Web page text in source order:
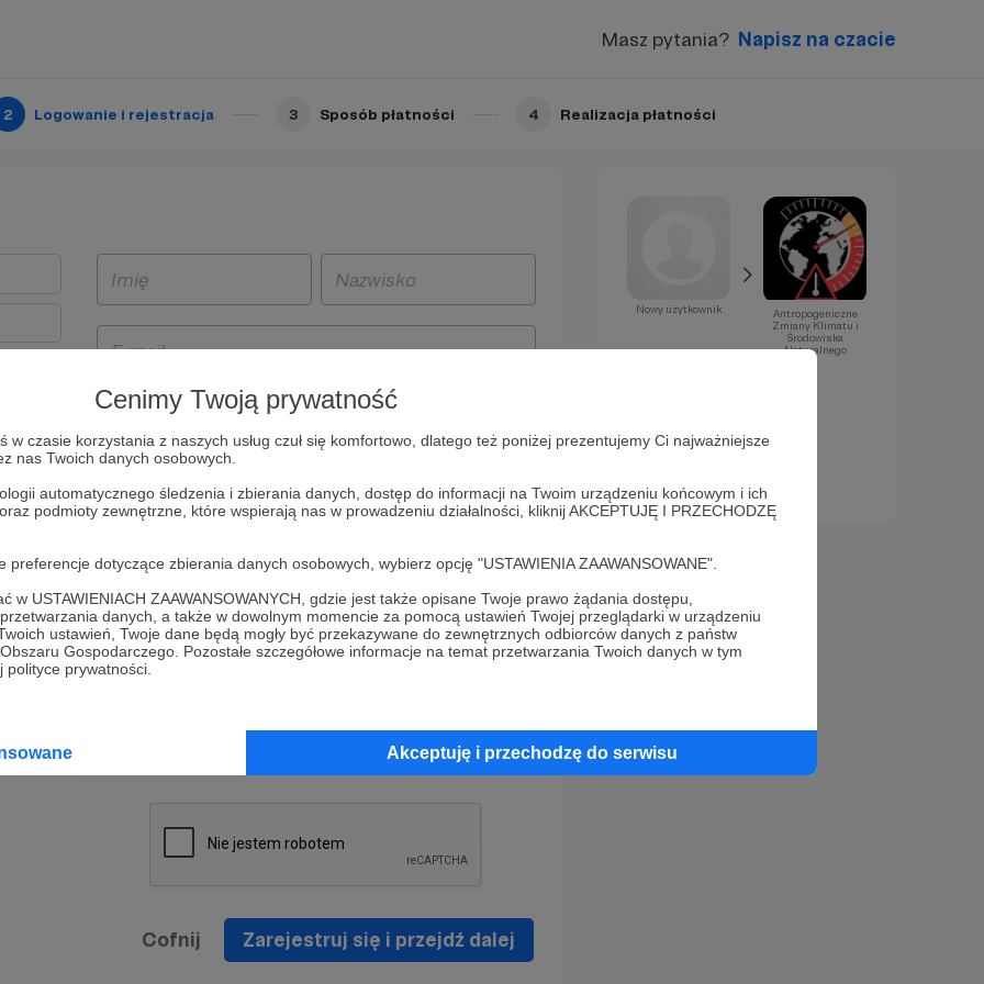
Cenimy Twoją prywatność
w czasie korzystania z naszych usług czuł się komfortowo, dlatego też poniżej prezentujemy Ci najważniejsze
nas Twoich danych osobowych.
automatycznego śledzenia i zbierania danych, dostęp do informacji na Twoim urządzeniu końcowym i ich
podmioty zewnętrzne, które wspierają nas w prowadzeniu działalności, kliknij AKCEPTUJĘ I PRZECHODZĘ
dotyczące zbierania danych osobowych, wybierz opcję "USTAWIENIA ZAAWANSOWANE".
w USTAWIENIACH ZAAWANSOWANYCH, gdzie jest także opisane Twoje prawo żądania dostępu,
danych, a także w dowolnym momencie za pomocą ustawień Twojej przeglądarki w urządzeniu
ustawień, Twoje dane będą mogły być przekazywane do zewnętrznych odbiorców danych z państw
Gospodarczego. Pozostałe szczegółowe informacje na temat przetwarzania Twoich danych w tym
prywatności.
Akceptuję i przechodzę do serwisu
Masz pytania? Napisz na czacie
2 Logowanie i rejestracja 3 Sposób płatności 4 Realizacja płatności
i
będą
z
prawo
na
Politykę Prywatności
* Wyrażam zgodę na przetwarzanie moich danych
osobowych podanych w formularzu rejestracyjnym w celu
prawidłowego świadczenia usług serwisu Patronite.
informacji handlowych - newslettera. Opcja ta może zostać
Cofnij Zarejestruj się i przejdź dalej
Nowy użytkownik
Antropogeniczne
Zmiany Klimatu i
Środowiska
Naturalnego
Patronem!